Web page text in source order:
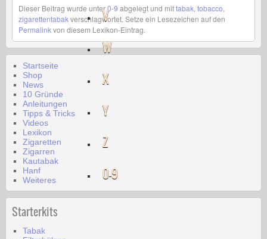
V
W
X
Y
Z
0-9
Dieser Beitrag wurde unter0-9 abgelegt und mittabak, tobacco,
zigarettentabakverschlagwortet. Setze ein Lesezeichen auf den
Permalinkvon diesem Lexikon-Eintrag.
Startseite
Shop
News
10 Gründe
Anleitungen
Tipps & Tricks
Videos
Lexikon
Zigaretten
Zigarren
Kautabak
Hanf
Weiteres
Starterkits
Tabak